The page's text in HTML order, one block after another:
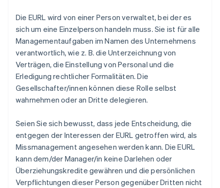
Die EURL wird von einer Person verwaltet, bei der es
sich um eine Einzelperson handeln muss. Sie ist für alle
Managementaufgaben im Namen des Unternehmens
verantwortlich, wie z. B. die Unterzeichnung von
Verträgen, die Einstellung von Personal und die
Erledigung rechtlicher Formalitäten. Die
Gesellschafter/innen können diese Rolle selbst
wahrnehmen oder an Dritte delegieren.
Seien Sie sich bewusst, dass jede Entscheidung, die
entgegen der Interessen der EURL getroffen wird, als
Missmanagement angesehen werden kann. Die EURL
kann dem/der Manager/in keine Darlehen oder
Überziehungskredite gewähren und die persönlichen
Verpflichtungen dieser Person gegenüber Dritten nicht